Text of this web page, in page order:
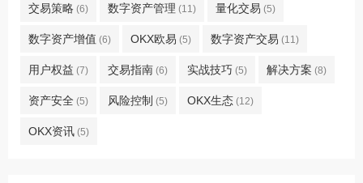
交易策略 (6) 数字资产管理 (11) 量化交易 (5)
数字资产增值 (6) OKX欧易 (5) 数字资产交易 (11)
用户权益 (7) 交易指南 (6) 实战技巧 (5) 解决方案 (8)
资产安全 (5) 风险控制 (5) OKX生态 (12)
OKX资讯 (5)